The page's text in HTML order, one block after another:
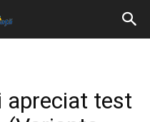
apreciat test